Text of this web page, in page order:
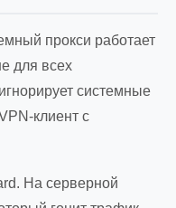
прокси работает
для всех
системные
клиент с
На серверной